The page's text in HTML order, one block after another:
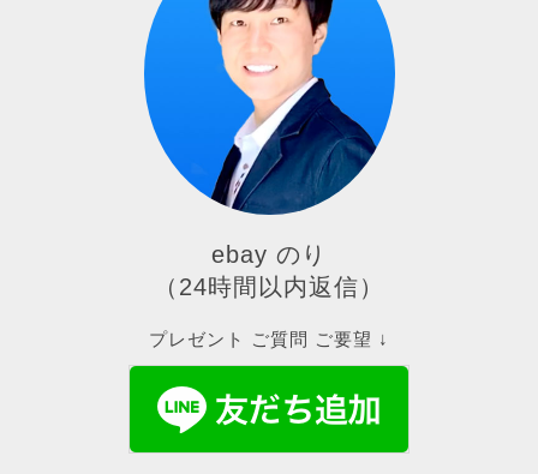
ebay のり
（24時間以内返信）
プレゼント ご質問 ご要望 ↓